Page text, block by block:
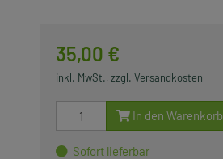
35,00 €
inkl. MwSt., zzgl. Versandkosten
In den Warenkorb
Sofort lieferbar
Vegane Artikel
Glutenfreie Artikel
Saisonartikel
Rundbrief